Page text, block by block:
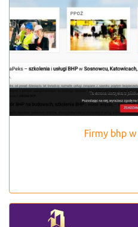
Firmy bhp